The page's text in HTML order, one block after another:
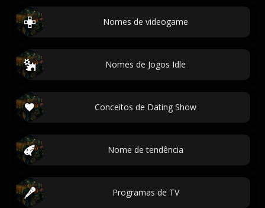
Nomes de videogame
Nomes de Jogos Idle
Conceitos de Dating Show
Nome de tendência
Programas de TV